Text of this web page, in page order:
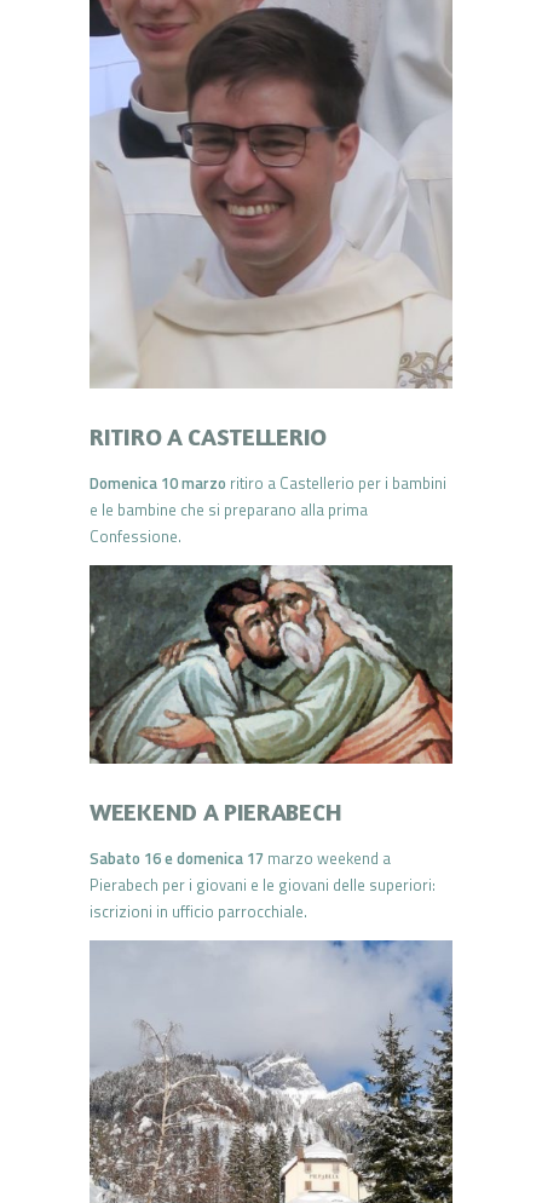
RITIRO A CASTELLERIO
Domenica 10 marzo ritiro a Castellerio per i bambini
e le bambine che si preparano alla prima
Confessione.
WEEKEND A PIERABECH
Sabato 16 e domenica 17 marzo weekend a
Pierabech per i giovani e le giovani delle superiori:
iscrizioni in ufficio parrocchiale.